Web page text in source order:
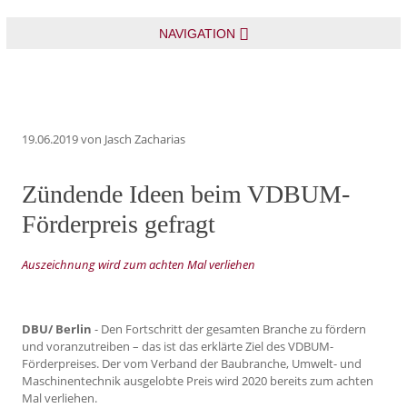
NAVIGATION
19.06.2019von Jasch Zacharias
Zündende Ideen beim VDBUM-
Förderpreis gefragt
Auszeichnung wird zum achten Mal verliehen
DBU/ Berlin - Den Fortschritt der gesamten Branche zu fördern
und voranzutreiben – das ist das erklärte Ziel des VDBUM-
Förderpreises. Der vom Verband der Baubranche, Umwelt- und
Maschinentechnik ausgelobte Preis wird 2020 bereits zum achten
Mal verliehen.